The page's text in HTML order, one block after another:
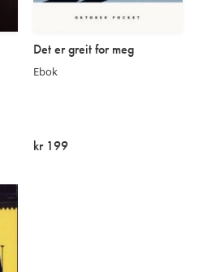
Det er greit for meg
Ebok
kr 199